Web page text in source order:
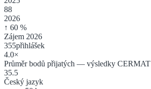
88
2026
↑ 60 %
Zájem 2026
355přihlášek
4.0×
Průměr bodů přijatých — výsledky CERMAT
35.5
Český jazyk